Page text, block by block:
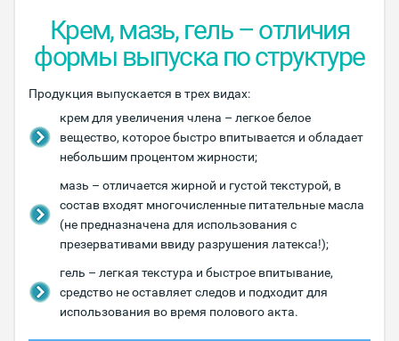
Крем, мазь, гель – отличия
формы выпуска по структуре
Продукция выпускается в трех видах:
крем для увеличения члена – легкое белое
вещество, которое быстро впитывается и обладает
небольшим процентом жирности;
мазь – отличается жирной и густой текстурой, в
состав входят многочисленные питательные масла
(не предназначена для использования с
презервативами ввиду разрушения латекса!);
гель – легкая текстура и быстрое впитывание,
средство не оставляет следов и подходит для
использования во время полового акта.